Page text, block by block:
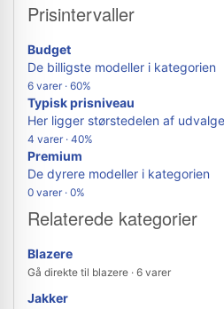
Prisintervaller
Budget
De billigste modeller i kategorien
6 varer · 60%
Typisk prisniveau
Her ligger størstedelen af
4 varer · 40%
Premium
De dyrere modeller i kategorien
0 varer · 0%
Relaterede kategorier
Blazere
Gå direkte til blazere · 6 varer
Jakker